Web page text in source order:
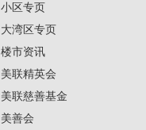
小区专页
大湾区专页
楼市资讯
美联精英会
美联慈善基金
美善会